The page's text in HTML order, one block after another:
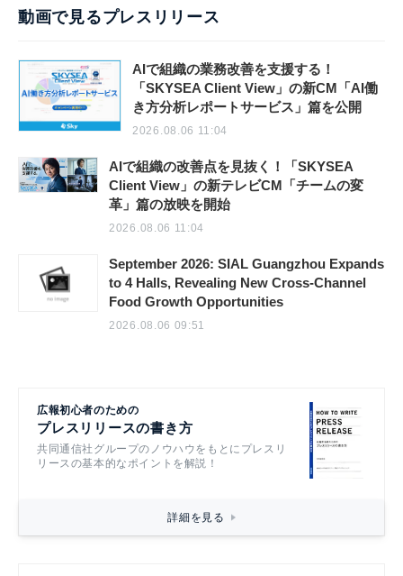
動画で見るプレスリリース
AIで組織の業務改善を支援する！
「SKYSEA Client View」の新CM「AI働
き方分析レポートサービス」篇を公開
2026.08.06 11:04
AIで組織の改善点を見抜く！「SKYSEA
Client View」の新テレビCM「チームの変
革」篇の放映を開始
2026.08.06 11:04
September 2026: SIAL Guangzhou Expands
to 4 Halls, Revealing New Cross-Channel
Food Growth Opportunities
2026.08.06 09:51
広報初心者のための
プレスリリースの書き方
共同通信社グループのノウハウをもとにプレスリ
リースの基本的なポイントを解説！
詳細を見る